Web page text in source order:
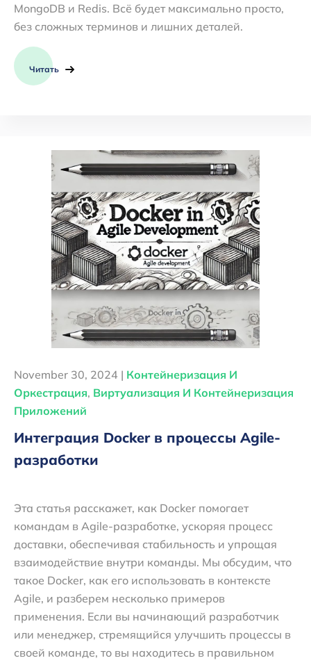
MongoDB и Redis. Всё будет максимально просто,
без сложных терминов и лишних деталей.
Читать
November 30, 2024 | Контейнеризация И
Оркестрация, Виртуализация И Контейнеризация
Приложений
Интеграция Docker в процессы Agile-
разработки
Эта статья расскажет, как Docker помогает
командам в Agile-разработке, ускоряя процесс
доставки, обеспечивая стабильность и упрощая
взаимодействие внутри команды. Мы обсудим, что
такое Docker, как его использовать в контексте
Agile, и разберем несколько примеров
применения. Если вы начинающий разработчик
или менеджер, стремящийся улучшить процессы в
своей команде, то вы находитесь в правильном